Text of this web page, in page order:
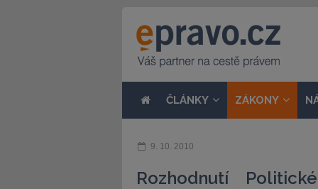
ČLÁNKY ZÁKONY
9. 10. 2010
Rozhodnutí